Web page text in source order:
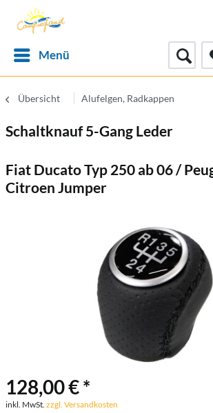
Menü
Übersicht Alufelgen, Radkappen
Schaltknauf 5-Gang Leder
Fiat Ducato Typ 250 ab 06 /
Citroen Jumper
128,00 € *
inkl. MwSt. zzgl. Versandkosten